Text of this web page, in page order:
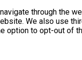
through the
We also use
option to opt-out